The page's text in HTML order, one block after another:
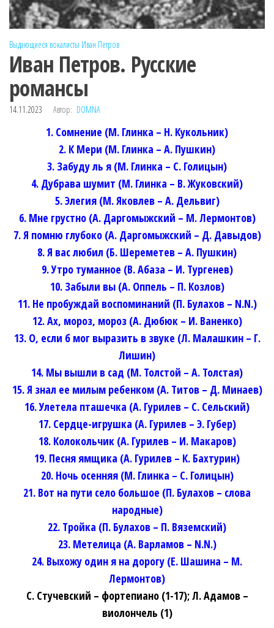
Выдающиеся вокалисты Иван Петров
Иван Петров. Русские
романсы
14.11.2023 Автор: DOMNA
1. Сомнение (М. Глинка – Н. Кукольник)
2. К Мери (М. Глинка – А. Пушкин)
3. Забуду ль я (М. Глинка – С. Голицын)
4. Дубрава шумит (М. Глинка – В. Жуковский)
5. Элегия (М. Яковлев – А. Дельвиг)
6. Мне грустно (А. Даргомыжский – М. Лермонтов)
7. Я помню глубоко (А. Даргомыжский – Д. Давыдов)
8. Я вас любил (Б. Шереметев – А. Пушкин)
9. Утро туманное (В. Абаза – И. Тургенев)
10. Забыли вы (А. Оппель – П. Козлов)
11. Не пробуждай воспоминаний (П. Булахов – N.N.)
12. Ах, мороз, мороз (А. Дюбюк – И. Ваненко)
13. О, если б мог выразить в звуке (Л. Малашкин – Г.
Лишин)
14. Мы вышли в сад (М. Толстой – А. Толстая)
15. Я знал ее милым ребенком (А. Титов – Д. Минаев)
16. Улетела пташечка (А. Гурилев – С. Сельский)
17. Сердце-игрушка (А. Гурилев – Э. Губер)
18. Колокольчик (А. Гурилев – И. Макаров)
19. Песня ямщика (А. Гурилев – К. Бахтурин)
20. Ночь осенняя (М. Глинка – С. Голицын)
21. Вот на пути село большое (П. Булахов – слова
народные)
22. Тройка (П. Булахов – П. Вяземский)
23. Метелица (А. Варламов – N.N.)
24. Выхожу один я на дорогу (Е. Шашина – М.
Лермонтов)
С. Стучевский – фортепиано (1-17); Л. Адамов –
виолончель (1)